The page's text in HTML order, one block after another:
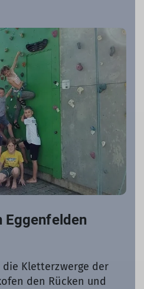
Eggenfelden
Kletterzwerge der
den Rücken und